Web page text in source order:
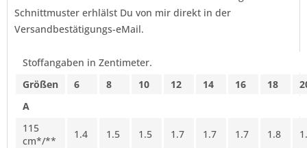
Schnittmuster erhlälst Du von mir direkt in der
Versandbestätigungs-eMail.
Stoffangaben in Zentimeter.
Größen
6 8 10 12 14 16 18
A
115
cm*/**
1.4 1.5 1.5 1.7 1.7 1.7 1.8